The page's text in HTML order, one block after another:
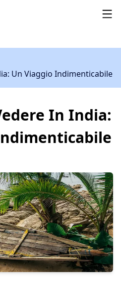
Un Viaggio Indimenticabile
In India: